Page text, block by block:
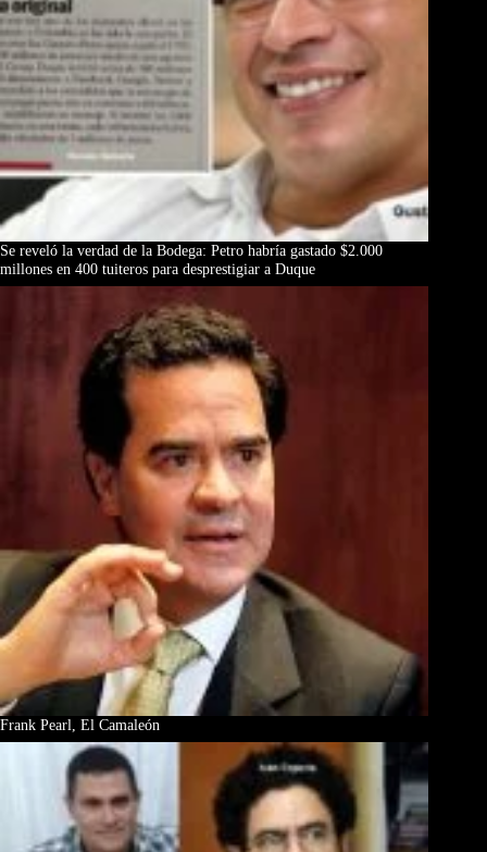
Se reveló la verdad de la Bodega: Petro habría gastado $2.000
millones en 400 tuiteros para desprestigiar a Duque
Frank Pearl, El Camaleón